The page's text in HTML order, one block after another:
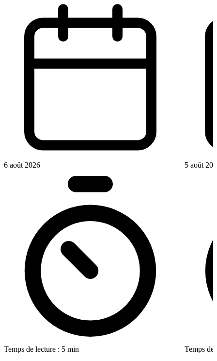
6 août 2026
Temps de lecture : 5 min
5 août
Temps de